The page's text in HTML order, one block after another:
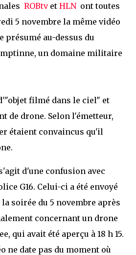
ROBtv et HLN ont toutes
5 novembre la même vidéo
présumé au-dessus du
un domaine militaire
filmé dans le ciel" et
de drone. Selon l'émetteur,
étaient convaincus qu'il
d'une confusion avec
G16. Celui-ci a été envoyé
soirée du 5 novembre après
concernant un drone
qui avait été aperçu à 18 h 15.
ne date pas du moment où